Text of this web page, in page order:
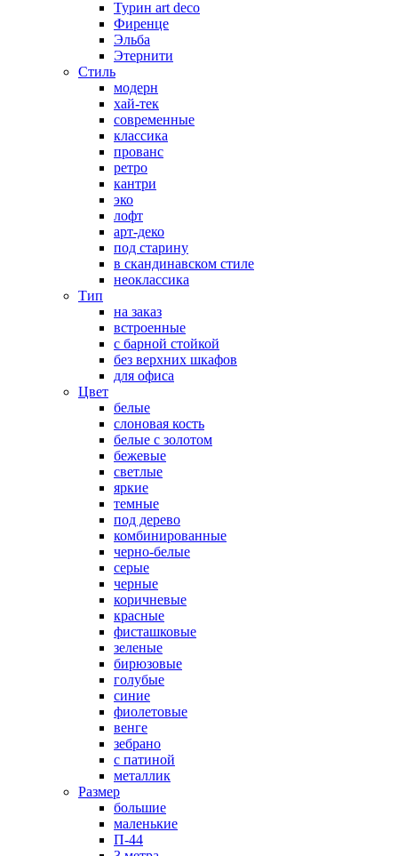
Турин art deco
Фиренце
Эльба
Этернити
Стиль
модерн
хай-тек
современные
классика
прованс
ретро
кантри
эко
лофт
арт-деко
под старину
в скандинавском стиле
неоклассика
Тип
на заказ
встроенные
с барной стойкой
без верхних шкафов
для офиса
Цвет
белые
слоновая кость
белые с золотом
бежевые
светлые
яркие
темные
под дерево
комбинированные
черно-белые
серые
черные
коричневые
красные
фисташковые
зеленые
бирюзовые
голубые
синие
фиолетовые
венге
зебрано
с патиной
металлик
Размер
большие
маленькие
П-44